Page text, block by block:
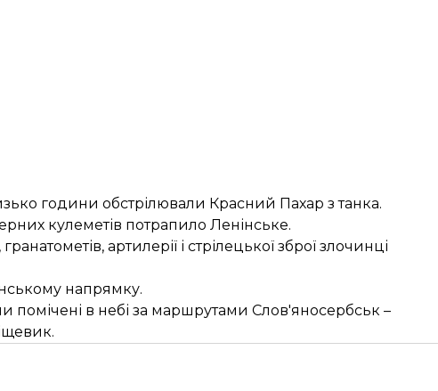
години обстрілювали Красний Пахар з танка.
кулеметів потрапило Ленінське.
артилерії і стрілецької зброї злочинці
напрямку.
помічені в небі за маршрутами Слов'яносербськ –